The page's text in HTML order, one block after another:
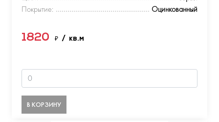
Покрытие:
Оцинкованный
1820 ₽ / кв.м
В КОРЗИНУ